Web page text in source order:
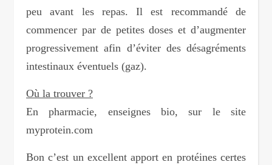
peu avant les repas. Il est recommandé de
commencer par de petites doses et d’augmenter
progressivement afin d’éviter des désagréments
intestinaux éventuels (gaz).
Où la trouver ?
En pharmacie, enseignes bio, sur le site
myprotein.com
Bon c’est un excellent apport en protéines certes